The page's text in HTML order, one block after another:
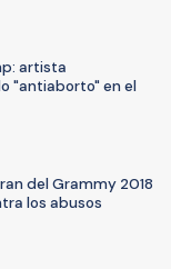
artista
"antiaborto" en el
del Grammy 2018
los abusos